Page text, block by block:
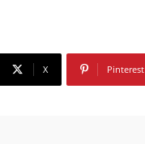
X Pinterest